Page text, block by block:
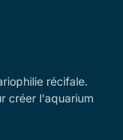
récifale.
créer l'aquarium